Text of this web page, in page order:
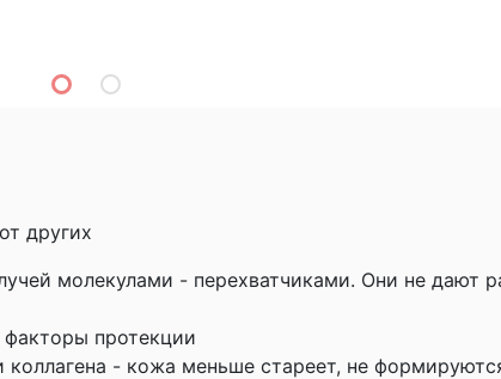
других
молекулами - перехватчиками. Они не дают
протекции
коллагена - кожа меньше стареет, не